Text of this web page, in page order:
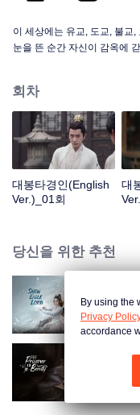
이 세상에는 유교, 도교, 불교
눈을 뜬 순간 자신이 감옥에
사라졌구나. 옳고 그름, 성공
변함없건만 석양은 붉게 물들
회차
대봉타경인(English
Ver.)_01회
대
당신을 위한 추천
설
By using the
Privacy
accordance